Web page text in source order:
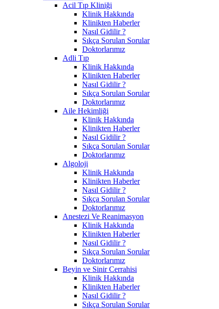
Acil Tıp Kliniği
Klinik Hakkında
Klinikten Haberler
Nasıl Gidilir ?
Sıkça Sorulan Sorular
Doktorlarımız
Adli Tıp
Klinik Hakkında
Klinikten Haberler
Nasıl Gidilir ?
Sıkça Sorulan Sorular
Doktorlarımız
Aile Hekimliği
Klinik Hakkında
Klinikten Haberler
Nasıl Gidilir ?
Sıkça Sorulan Sorular
Doktorlarımız
Algoloji
Klinik Hakkında
Klinikten Haberler
Nasıl Gidilir ?
Sıkça Sorulan Sorular
Doktorlarımız
Anestezi Ve Reanimasyon
Klinik Hakkında
Klinikten Haberler
Nasıl Gidilir ?
Sıkça Sorulan Sorular
Doktorlarımız
Beyin ve Sinir Cerrahisi
Klinik Hakkında
Klinikten Haberler
Nasıl Gidilir ?
Sıkça Sorulan Sorular